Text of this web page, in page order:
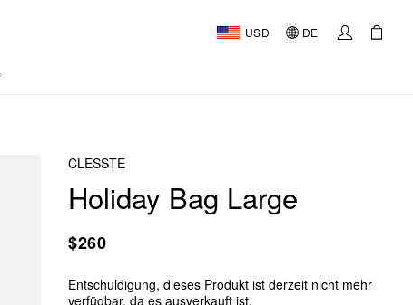
USD DE
CLESSTE
Holiday Bag Large
$260
Entschuldigung, dieses Produkt ist derzeit nicht mehr
verfügbar, da es ausverkauft ist.